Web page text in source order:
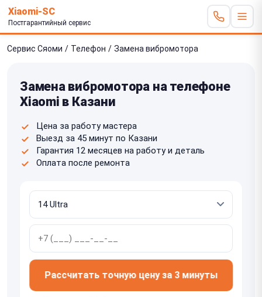
Xiaomi-SC
Постгарантийный сервис
Сервис Сяоми / Телефон / Замена вибромотора
Замена вибромотора на телефоне
Xiaomi в Казани
Цена за работу мастера
Выезд за 45 минут по Казани
Гарантия 12 месяцев на работу и деталь
Оплата после ремонта
Рассчитать точную цену за 3 минуты